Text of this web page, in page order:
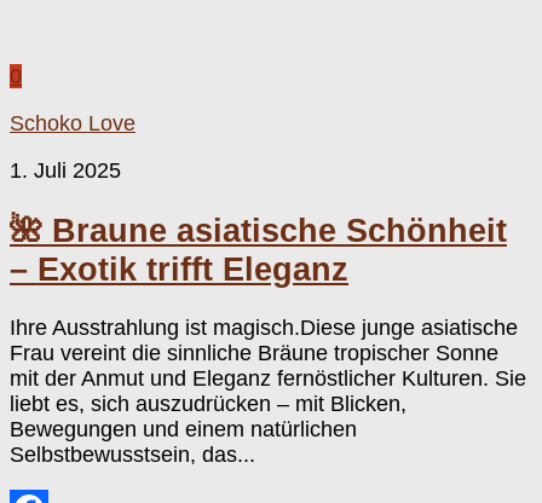
0
Schoko Love
1. Juli 2025
🌺 Braune asiatische Schönheit
– Exotik trifft Eleganz
Ihre Ausstrahlung ist magisch.Diese junge asiatische
Frau vereint die sinnliche Bräune tropischer Sonne
mit der Anmut und Eleganz fernöstlicher Kulturen. Sie
liebt es, sich auszudrücken – mit Blicken,
Bewegungen und einem natürlichen
Selbstbewusstsein, das...